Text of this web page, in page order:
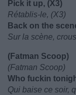
Pick it up, (X3)
Rétablis-le, (X3)
Back on the
Sur la scène,
(Fatman Scoop)
(Fatman Scoop)
Who fuckin
Qui baise ce soir,